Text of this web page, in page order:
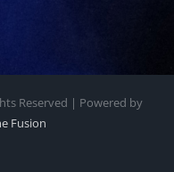
Reserved | Powered by
Fusion